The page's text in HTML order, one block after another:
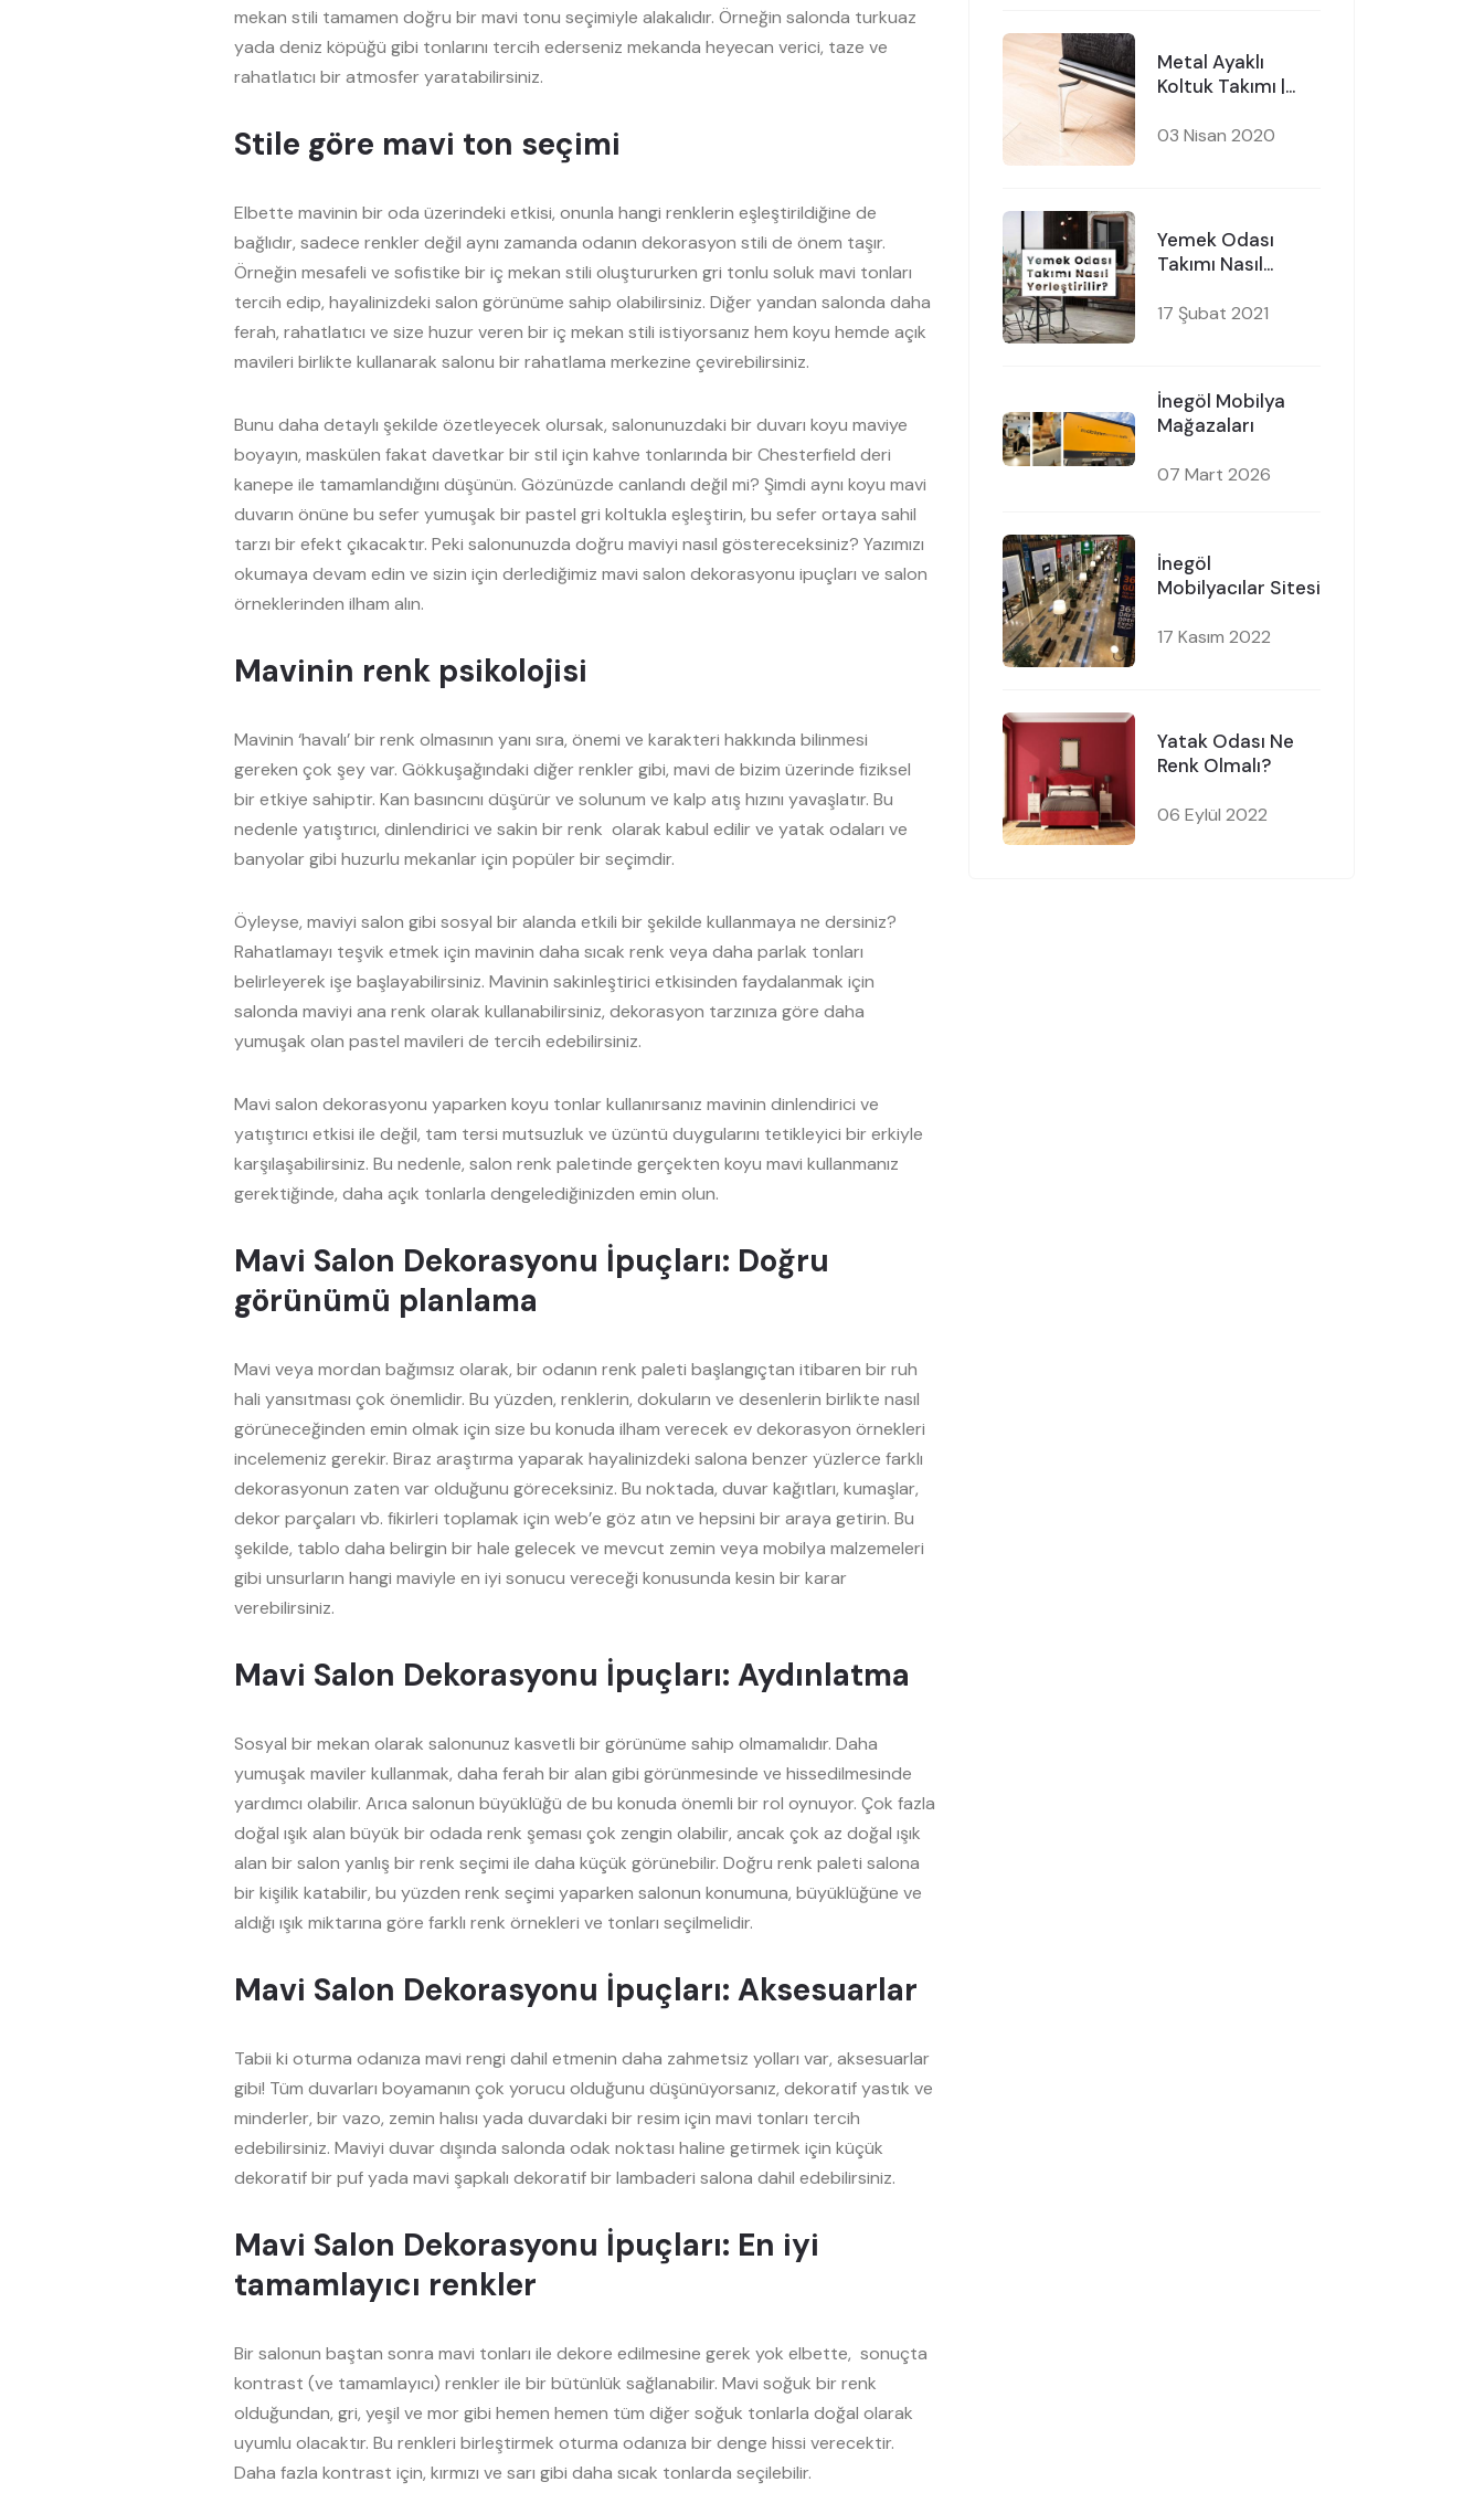
mekan stili tamamen doğru bir mavi tonu seçimiyle alakalıdır. Örneğin salonda turkuaz
yada deniz köpüğü gibi tonlarını tercih ederseniz mekanda heyecan verici, taze ve
rahatlatıcı bir atmosfer yaratabilirsiniz.
Stile göre mavi ton seçimi
Elbette mavinin bir oda üzerindeki etkisi, onunla hangi renklerin eşleştirildiğine de
bağlıdır, sadece renkler değil aynı zamanda odanın dekorasyon stili de önem taşır.
Örneğin mesafeli ve sofistike bir iç mekan stili oluştururken gri tonlu soluk mavi tonları
tercih edip, hayalinizdeki salon görünüme sahip olabilirsiniz. Diğer yandan salonda daha
ferah, rahatlatıcı ve size huzur veren bir iç mekan stili istiyorsanız hem koyu hemde açık
mavileri birlikte kullanarak salonu bir rahatlama merkezine çevirebilirsiniz.
Bunu daha detaylı şekilde özetleyecek olursak, salonunuzdaki bir duvarı koyu maviye
boyayın, maskülen fakat davetkar bir stil için kahve tonlarında bir Chesterfield deri
kanepe ile tamamlandığını düşünün. Gözünüzde canlandı değil mi? Şimdi aynı koyu mavi
duvarın önüne bu sefer yumuşak bir pastel gri koltukla eşleştirin, bu sefer ortaya sahil
tarzı bir efekt çıkacaktır. Peki salonunuzda doğru maviyi nasıl göstereceksiniz? Yazımızı
okumaya devam edin ve sizin için derlediğimiz mavi salon dekorasyonu ipuçları ve salon
örneklerinden ilham alın.
Mavinin renk psikolojisi
Mavinin ‘havalı’ bir renk olmasının yanı sıra, önemi ve karakteri hakkında bilinmesi
gereken çok şey var. Gökkuşağındaki diğer renkler gibi, mavi de bizim üzerinde fiziksel
bir etkiye sahiptir. Kan basıncını düşürür ve solunum ve kalp atış hızını yavaşlatır. Bu
nedenle yatıştırıcı, dinlendirici ve sakin bir renk olarak kabul edilir ve yatak odaları ve
banyolar gibi huzurlu mekanlar için popüler bir seçimdir.
Öyleyse, maviyi salon gibi sosyal bir alanda etkili bir şekilde kullanmaya ne dersiniz?
Rahatlamayı teşvik etmek için mavinin daha sıcak renk veya daha parlak tonları
belirleyerek işe başlayabilirsiniz. Mavinin sakinleştirici etkisinden faydalanmak için
salonda maviyi ana renk olarak kullanabilirsiniz, dekorasyon tarzınıza göre daha
yumuşak olan pastel mavileri de tercih edebilirsiniz.
Mavi salon dekorasyonu yaparken koyu tonlar kullanırsanız mavinin dinlendirici ve
yatıştırıcı etkisi ile değil, tam tersi mutsuzluk ve üzüntü duygularını tetikleyici bir erkiyle
karşılaşabilirsiniz. Bu nedenle, salon renk paletinde gerçekten koyu mavi kullanmanız
gerektiğinde, daha açık tonlarla dengelediğinizden emin olun.
Mavi Salon Dekorasyonu İpuçları: Doğru
görünümü planlama
Mavi veya mordan bağımsız olarak, bir odanın renk paleti başlangıçtan itibaren bir ruh
hali yansıtması çok önemlidir. Bu yüzden, renklerin, dokuların ve desenlerin birlikte nasıl
görüneceğinden emin olmak için size bu konuda ilham verecek ev dekorasyon örnekleri
incelemeniz gerekir. Biraz araştırma yaparak hayalinizdeki salona benzer yüzlerce farklı
dekorasyonun zaten var olduğunu göreceksiniz. Bu noktada, duvar kağıtları, kumaşlar,
dekor parçaları vb. fikirleri toplamak için web’e göz atın ve hepsini bir araya getirin. Bu
şekilde, tablo daha belirgin bir hale gelecek ve mevcut zemin veya mobilya malzemeleri
gibi unsurların hangi maviyle en iyi sonucu vereceği konusunda kesin bir karar
verebilirsiniz.
Mavi Salon Dekorasyonu İpuçları: Aydınlatma
Sosyal bir mekan olarak salonunuz kasvetli bir görünüme sahip olmamalıdır. Daha
yumuşak maviler kullanmak, daha ferah bir alan gibi görünmesinde ve hissedilmesinde
yardımcı olabilir. Arıca salonun büyüklüğü de bu konuda önemli bir rol oynuyor. Çok fazla
doğal ışık alan büyük bir odada renk şeması çok zengin olabilir, ancak çok az doğal ışık
alan bir salon yanlış bir renk seçimi ile daha küçük görünebilir. Doğru renk paleti salona
bir kişilik katabilir, bu yüzden renk seçimi yaparken salonun konumuna, büyüklüğüne ve
aldığı ışık miktarına göre farklı renk örnekleri ve tonları seçilmelidir.
Mavi Salon Dekorasyonu İpuçları: Aksesuarlar
Tabii ki oturma odanıza mavi rengi dahil etmenin daha zahmetsiz yolları var, aksesuarlar
gibi! Tüm duvarları boyamanın çok yorucu olduğunu düşünüyorsanız, dekoratif yastık ve
minderler, bir vazo, zemin halısı yada duvardaki bir resim için mavi tonları tercih
edebilirsiniz. Maviyi duvar dışında salonda odak noktası haline getirmek için küçük
dekoratif bir puf yada mavi şapkalı dekoratif bir lambaderi salona dahil edebilirsiniz.
Mavi Salon Dekorasyonu İpuçları: En iyi
tamamlayıcı renkler
Bir salonun baştan sonra mavi tonları ile dekore edilmesine gerek yok elbette, sonuçta
kontrast (ve tamamlayıcı) renkler ile bir bütünlük sağlanabilir. Mavi soğuk bir renk
olduğundan, gri, yeşil ve mor gibi hemen hemen tüm diğer soğuk tonlarla doğal olarak
uyumlu olacaktır. Bu renkleri birleştirmek oturma odanıza bir denge hissi verecektir.
Daha fazla kontrast için, kırmızı ve sarı gibi daha sıcak tonlarda seçilebilir.
Metal Ayaklı
Koltuk Takımı |
03 Nisan 2020
Yemek Odası
Takımı Nasıl
17 Şubat 2021
İnegöl Mobilya
Mağazaları
07 Mart 2026
İnegöl
Mobilyacılar Sitesi
17 Kasım 2022
Yatak Odası Ne
Renk Olmalı?
06 Eylül 2022